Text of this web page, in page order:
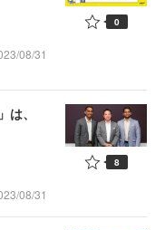
08/31
0
、
08/31
8